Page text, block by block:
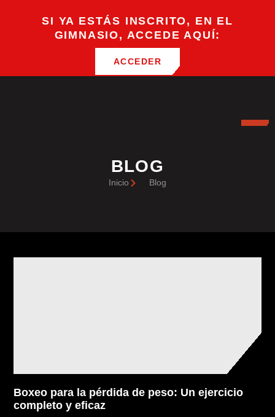
SI YA ESTÁS INSCRITO, EN EL
GIMNASIO, ACCEDE AQUÍ:
ACCEDER
BLOG
Inicio Blog
Boxeo para la pérdida de peso: Un ejercicio
completo y eficaz